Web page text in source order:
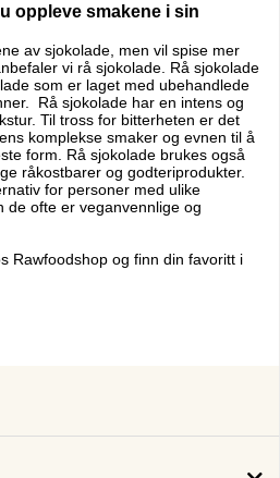
oppleve smakene i sin
av sjokolade, men vil spise mer
vi rå sjokolade. Rå sjokolade
som er laget med ubehandlede
Rå sjokolade har en intens og
Til tross for bitterheten er det
komplekse smaker og evnen til å
form. Rå sjokolade brukes også
råkostbarer og godteriprodukter.
for personer med ulike
de ofte er veganvennlige og
Rawfoodshop og finn din favoritt i